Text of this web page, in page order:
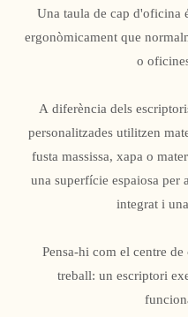
Una taula de cap d'oficina
ergonòmicament que
o
A diferència dels
personalitzades utilitzen
fusta massissa, xapa o
una superfície espaiosa per
integrat i
Pensa-hi com el centre
treball: un escriptori